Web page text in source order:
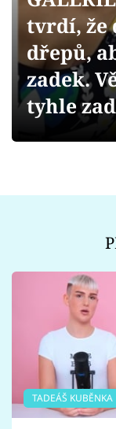
Videa
Sledujte
tvrdí, že
dřepů,
zadek.
tyhle
TADEÁŠ KUBĚNKA